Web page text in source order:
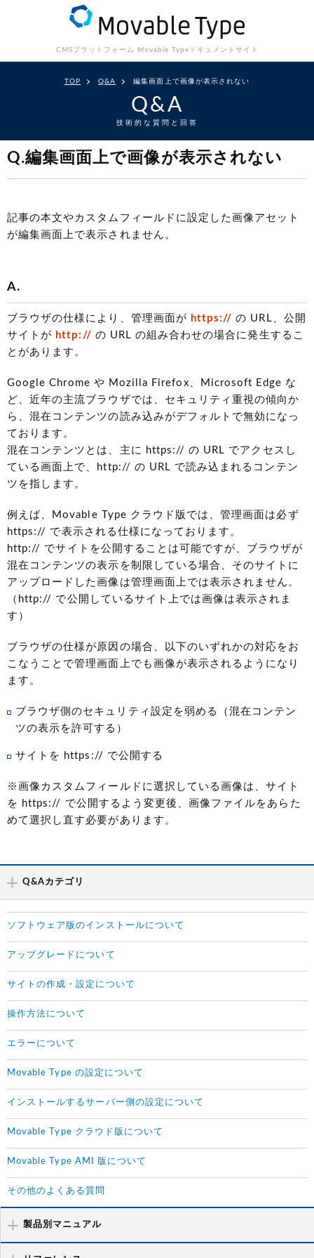
CMSプラットフォーム Movable Type ドキュメントサイト
TOP Q&A 編集画面上で画像が表示されない
Q&A
技術的な質問と回答
Q.編集画面上で画像が表示されない
記事の本文やカスタムフィールドに設定した画像アセット
が編集画面上で表示されません。
A.
ブラウザの仕様により、管理画面が https:// の URL、公開
サイトが http:// の URL の組み合わせの場合に発生するこ
とがあります。
Google Chrome や Mozilla Firefox、Microsoft Edge な
ど、近年の主流ブラウザでは、セキュリティ重視の傾向か
ら、混在コンテンツの読み込みがデフォルトで無効になっ
ております。
混在コンテンツとは、主に https:// の URL でアクセスし
ている画面上で、http:// の URL で読み込まれるコンテン
ツを指します。
例えば、Movable Type クラウド版では、管理画面は必ず
https:// で表示される仕様になっております。
http:// でサイトを公開することは可能ですが、ブラウザが
混在コンテンツの表示を制限している場合、そのサイトに
アップロードした画像は管理画面上では表示されません。
（http:// で公開しているサイト上では画像は表示されま
す）
ブラウザの仕様が原因の場合、以下のいずれかの対応をお
こなうことで管理画面上でも画像が表示されるようになり
ます。
ブラウザ側のセキュリティ設定を弱める（混在コンテン
ツの表示を許可する）
サイトを https:// で公開する
※画像カスタムフィールドに選択している画像は、サイト
を https:// で公開するよう変更後、画像ファイルをあらた
めて選択し直す必要があります。
Q&Aカテゴリ
ソフトウェア版のインストールについて
アップグレードについて
サイトの作成・設定について
操作方法について
エラーについて
Movable Type の設定について
インストールするサーバー側の設定について
Movable Type クラウド版について
Movable Type AMI 版について
その他のよくある質問
製品別マニュアル